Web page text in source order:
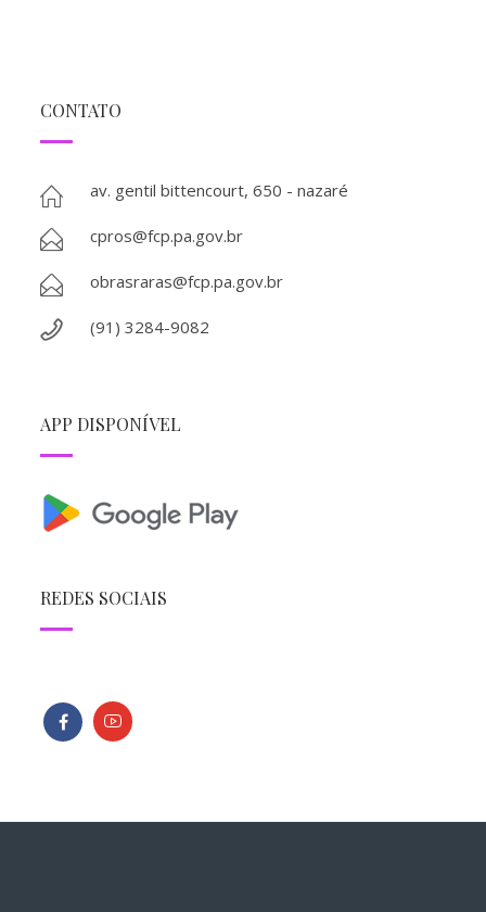
CONTATO
av. gentil bittencourt, 650 - nazaré
cpros@fcp.pa.gov.br
obrasraras@fcp.pa.gov.br
(91) 3284-9082
APP DISPONÍVEL
REDES SOCIAIS